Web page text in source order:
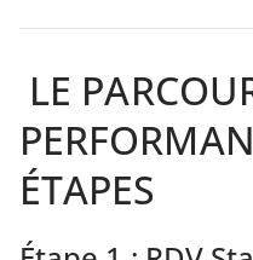
LE
ÉTAPES